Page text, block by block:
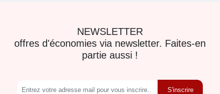
NEWSLETTER
offres d'économies via newsletter. Faites-en
partie aussi !
S'inscrire